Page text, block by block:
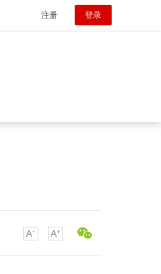
注册 登录